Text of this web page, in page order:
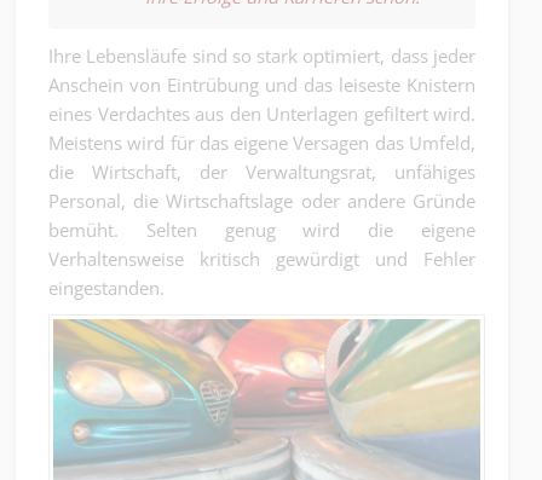
Ihre Lebensläufe sind so stark optimiert, dass jeder
Anschein von Eintrübung und das leiseste Knistern
eines Verdachtes aus den Unterlagen gefiltert wird.
Meistens wird für das eigene Versagen das Umfeld,
die Wirtschaft, der Verwaltungsrat, unfähiges
Personal, die Wirtschaftslage oder andere Gründe
bemüht. Selten genug wird die eigene
Verhaltensweise kritisch gewürdigt und Fehler
eingestanden.